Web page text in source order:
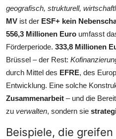
geografisch, strukturell,
MV ist der ESF+ kein
556,3 Millionen Euro umfasst
Förderperiode. 333,8 Millionen
Brüssel – der Rest:
durch Mittel des EFRE, des
Entwicklung. Eine solche
Zusammenarbeit – und die
zu verwalten, sondern sie
Beispiele, die greifen